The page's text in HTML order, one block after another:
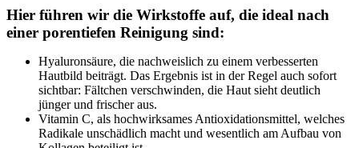
Hier führen wir die Wirkstoffe auf, die ideal nach
einer porentiefen Reinigung sind:
Hyaluronsäure, die nachweislich zu einem verbesserten
Hautbild beiträgt. Das Ergebnis ist in der Regel auch sofort
sichtbar: Fältchen verschwinden, die Haut sieht deutlich
jünger und frischer aus.
Vitamin C, als hochwirksames Antioxidationsmittel, welches
Radikale unschädlich macht und wesentlich am Aufbau von